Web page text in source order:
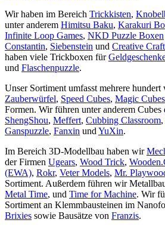
Wir haben im Bereich Trickkisten,
unter anderem Himitsu Baku, Karakuri
Infinite Loop Games, NKD Puzzle Boxen
Constantin, Siebenstein und Creative
haben viele Trickboxen für
und Flaschenpuzzle.
Unser Sortiment umfasst mehrere hundert
Zauberwürfel, Speed Cubes, Magic Cubes
Formen. Wir führen unter anderem Cubes
ShengShou, Meffert, Cubbing Classroom,
Ganspuzzle, Fanxin und YuXin.
Im Bereich 3D-Modellbau haben wir
der Firmen Ugears, Wood Trick,
(EWA), Rokr, Veter Models, Mr.
Sortiment. Außerdem führen wir
Metal Time, und Time for Machine. Wir
Sortiment an Klemmbausteinen im
Brixies sowie Bausätze von Franzis.